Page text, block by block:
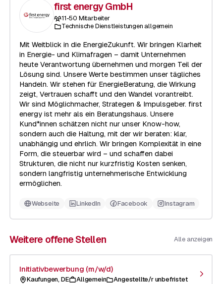
first energy GmbH
11-50 Mitarbeiter
Technische Dienstleistungen allgemein
Mit Weitblick in die EnergieZukunft. Wir bringen Klarheit
in Energie- und Klimafragen – damit Unternehmen
heute Verantwortung übernehmen und morgen Teil der
Lösung sind. Unsere Werte bestimmen unser tägliches
Handeln. Wir stehen für EnergieBeratung, die Wirkung
zeigt, Vertrauen schafft und den Wandel vorantreibt.
Wir sind Möglichmacher, Strategen & Impulsgeber. first
energy ist mehr als ein Beratungshaus. Unsere
Kund*innen schätzen nicht nur unser Know-how,
sondern auch die Haltung, mit der wir beraten: klar,
unabhängig und ehrlich. Wir bringen Komplexität in eine
Form, die steuerbar wird – und schaffen dabei
Strukturen, die nicht nur kurzfristig Kosten senken,
sondern langfristig unternehmerische Entwicklung
ermöglichen.
Webseite LinkedIn Facebook Instagram
Weitere offene Stellen Alle anzeigen
Initiativbewerbung (m/w/d)
Kaufungen, DE Allgemein Angestellte/r unbefristet